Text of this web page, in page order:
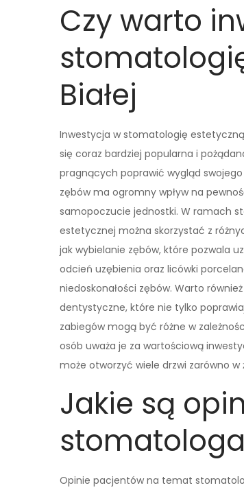
Czy warto
Białej
Inwestycja w stomatologię estetyczną
się coraz bardziej popularna i
pragnących poprawić wygląd
zębów ma ogromny wpływ na
samopoczucie jednostki. W ramach
estetycznej można skorzystać z
jak wybielanie zębów, które pozwala
odcień uzębienia oraz licówki
niedoskonałości zębów. Warto
dentystyczne, które nie tylko
zabiegów mogą być różne w
osób uważa je za wartościową
może otworzyć wiele drzwi zarówno
Jakie są
Opinie pacjentów na temat